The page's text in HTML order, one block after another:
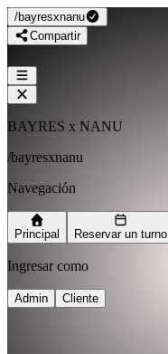
/bayresxnanu
Compartir
BAYRES x NANU
/bayresxnanu
Navegación
Principal Reservar un turno
Ingresar como
Admin Cliente